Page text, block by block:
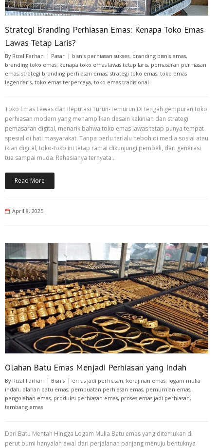
Strategi Branding Perhiasan Emas: Kenapa Toko Emas
Lawas Tetap Laris?
By Rizal Farhan Pasar bisnis perhiasan sukses, branding bisnis emas,
branding toko emas, kenapa toko emas lawas tetap laris, pemasaran perhiasan
emas, strategi branding perhiasan emas, strategi toko emas, toko emas
legendaris, toko emas terpercaya, toko emas tradisional
Toko Emas Lawas dan Reputasi Turun-Temurun Di tengah gempuran toko
perhiasan modern yang menampilkan desain kekinian dan strategi
pemasaran digital, menarik bahwa toko emas lawas tetap punya tempat
spesial di hati masyarakat. Tanpa perlu terlalu heboh di media sosial atau
iklan digital, toko-toko ini tetap ramai dikunjungi pembeli, dari generasi
tua sampai muda. Rahasianya ternyata…
Read More
April 8, 2025
Olahan Batu Emas Menjadi Perhiasan yang Indah
By Rizal Farhan Bisnis emas jadi perhiasan, kerajinan emas, logam mulia
indah, olahan batu emas, pembuatan perhiasan emas, pemurnian emas,
pengolahan emas, produksi perhiasan emas, proses emas jadi perhiasan,
tambang emas
Dari Batu Mentah Hingga Logam Mulia Batu emas yang ditemukan di
perut bumi hanyalah awal dari perjalanan panjang menuju bentuknya